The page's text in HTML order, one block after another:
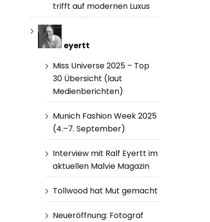
trifft auf modernen Luxus
eyertt
Miss Universe 2025 – Top
30 Übersicht (laut
Medienberichten)
Munich Fashion Week 2025
(4.–7. September)
Interview mit Ralf Eyertt im
aktuellen Malvie Magazin
Tollwood hat Mut gemacht
Neueröffnung: Fotograf